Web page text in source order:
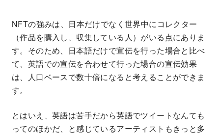
NFTの強みは、日本だけでなく世界中にコレクター
（作品を購入し、収集している人）がいる点にありま
す。そのため、日本語だけで宣伝を行った場合と比べ
て、英語での宣伝を合わせて行った場合の宣伝効果
は、人口ベースで数十倍になると考えることができま
す。
とはいえ、英語は苦手だから英語でツイートなんても
ってのほかだ、と感じているアーティストもきっと多